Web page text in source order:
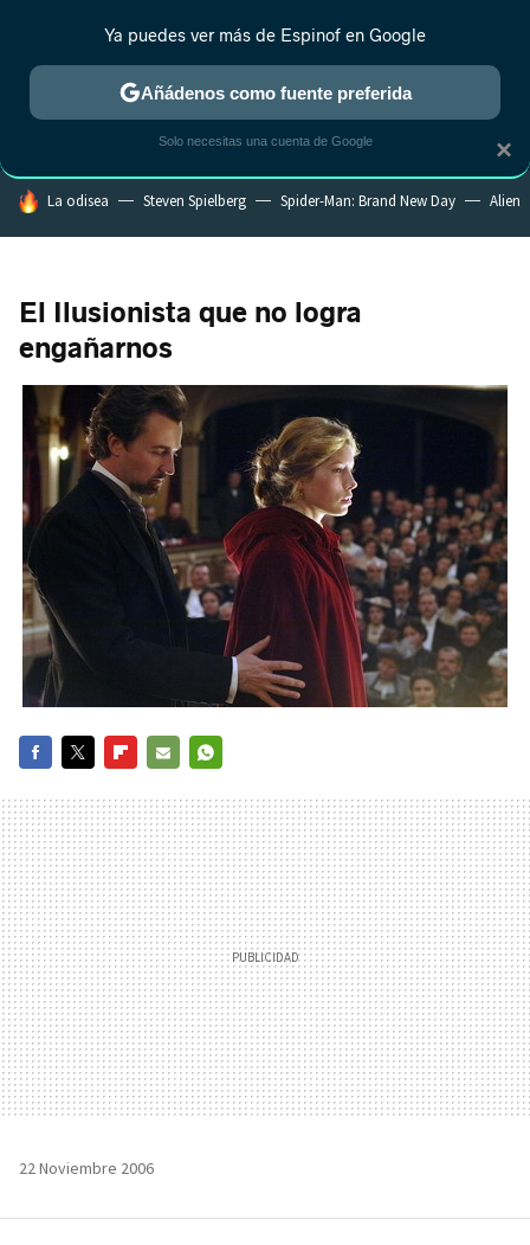
ESTRENOS REALITY ANIME RANKINGS CINE
HOY SE HABLA DE
La odisea Steven Spielberg Spider-Man: Brand New Day Alien
El Ilusionista que no logra
engañarnos
MAIL
22 Noviembre 2006
×
Ya puedes ver más de Espinof en Google
Añádenos como fuente preferida
Solo necesitas una cuenta de Google